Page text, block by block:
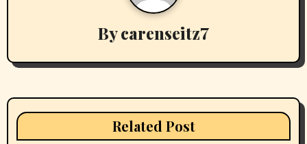
i
a
Bycarenseitz7
Related Post